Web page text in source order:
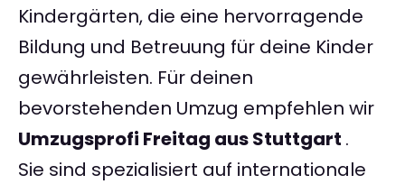
Kindergärten, die eine hervorragende
Bildung und Betreuung für deine Kinder
gewährleisten. Für deinen
bevorstehenden Umzug empfehlen wir
Umzugsprofi Freitag aus Stuttgart .
Sie sind spezialisiert auf internationale